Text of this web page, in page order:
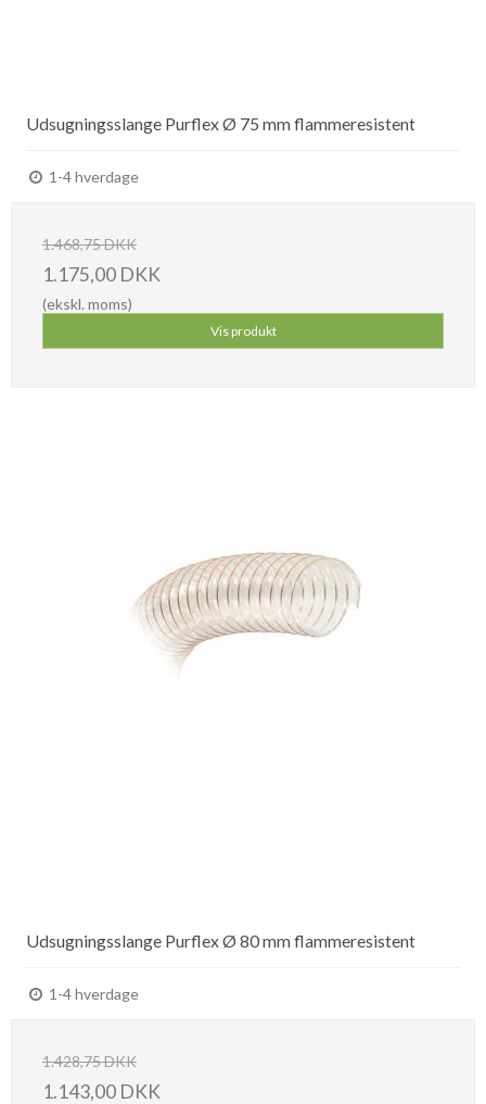
Udsugningsslange Purflex Ø 75 mm flammeresistent
1-4 hverdage
1.468,75 DKK
1.175,00 DKK
(ekskl. moms)
Vis produkt
Udsugningsslange Purflex Ø 80 mm flammeresistent
1-4 hverdage
1.428,75 DKK
1.143,00 DKK